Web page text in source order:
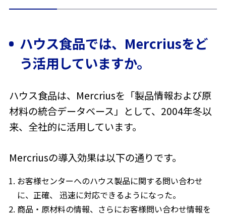
ハウス食品では、Mercriusをど
う活用していますか。
ハウス食品は、Mercriusを「製品情報および原
材料の統合データベース」として、2004年冬以
来、全社的に活用しています。
Mercriusの導入効果は以下の通りです。
お客様センターへのハウス製品に関する問い合わせ
に、正確、 迅速に対応できるようになった。
商品・原材料の情報、さらにお客様問い合わせ情報を